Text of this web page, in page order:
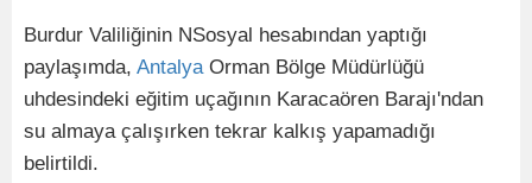
Burdur Valiliğinin NSosyal hesabından yaptığı
paylaşımda, AntalyaOrman Bölge Müdürlüğü
uhdesindeki eğitim uçağının Karacaören Barajı'ndan
su almaya çalışırken tekrar kalkış yapamadığı
belirtildi.